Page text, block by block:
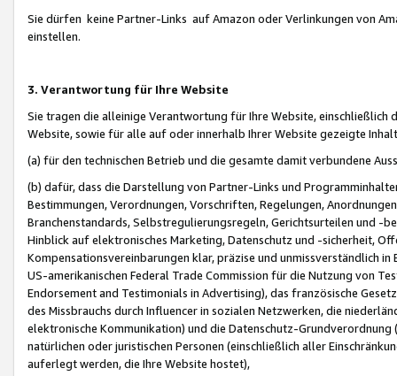
Sie dürfen keine Partner-Links auf Amazon oder Verlinkungen von
einstellen.
3. Verantwortung für Ihre Website
Sie tragen die alleinige Verantwortung für Ihre Website,
Website, sowie für alle auf oder innerhalb Ihrer Website gezeigte
(a) für den technischen Betrieb und die gesamte damit verbundene
(b) dafür, dass die Darstellung von Partner-Links und
Bestimmungen, Verordnungen, Vorschriften, Regelungen,
Branchenstandards, Selbstregulierungsregeln, Gerichtsurteilen und -
Hinblick auf elektronisches Marketing, Datenschutz und -sicherheit,
Kompensationsvereinbarungen klar, präzise und unmissverständlich
US-amerikanischen Federal Trade Commission für die Nutzung von
Endorsement and Testimonials in Advertising), das französische
des Missbrauchs durch Influencer in sozialen Netzwerken, die
elektronische Kommunikation) und die Datenschutz-
natürlichen oder juristischen Personen (einschließlich aller
auferlegt werden, die Ihre Website hostet),